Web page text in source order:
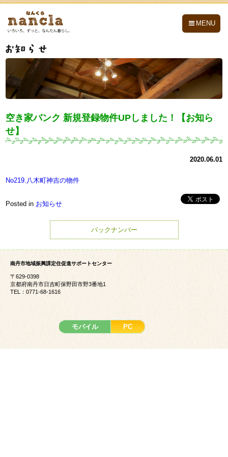
MENU
空き家バンク 新規登録物件UPしました！【お知ら
せ】
2020.06.01
No219.八木町神吉の物件
Posted in お知らせ
バックナンバー
南丹市地域振興課定住促進サポートセンター
〒629-0398
京都府南丹市日吉町保野田市野3番地1
TEL：0771-68-1616
モバイル PC